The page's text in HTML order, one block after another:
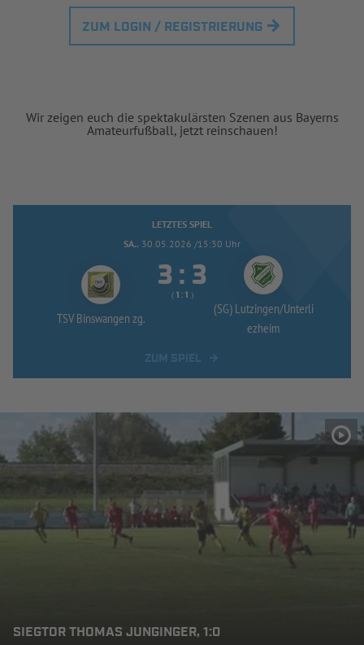
ZUM LOGIN / REGISTRIERUNG
Wir zeigen euch die spektakulärsten Szenen aus Bayerns
Amateurfußball, jetzt reinschauen!
LETZTES SPIEL
SA.. 30.05.2026 /15:30 Uhr
TSV Binswangen zg.
 : 
(  :  )
(SG) Lutzingen/Unterli
ezheim
SIEGTOR THOMAS JUNGINGER, 1:0